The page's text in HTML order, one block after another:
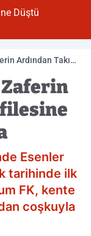
Düştü
Ardından Takım
Zaferin
Esenler
tarihinde ilk
FK, kente
coşkuyla